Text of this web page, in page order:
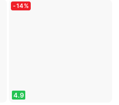
-14%
4.9